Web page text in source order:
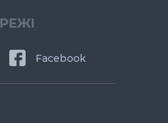
Facebook